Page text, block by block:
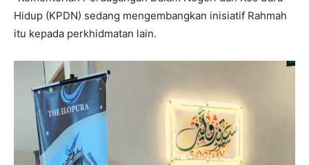
Hidup (KPDN) sedang mengembangkan inisiatif Rahmah
itu kepada perkhidmatan lain.